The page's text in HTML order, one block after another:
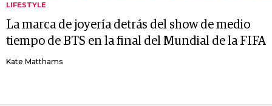
LIFESTYLE
La marca de joyería detrás del show de medio
tiempo de BTS en la final del Mundial de la FIFA
Kate Matthams